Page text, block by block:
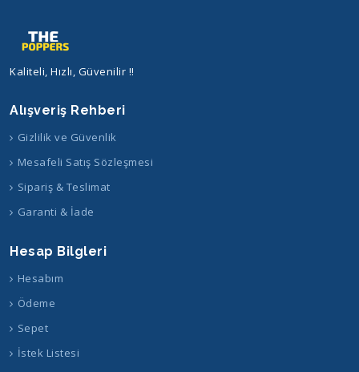
Kaliteli, Hızlı, Güvenilir !!
Alışveriş Rehberi
Gizlilik ve Güvenlik
Mesafeli Satış Sözleşmesi
Sipariş & Teslimat
Garanti & İade
Hesap Bilgleri
Hesabım
Ödeme
Sepet
İstek Listesi